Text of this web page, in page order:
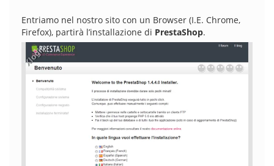
Entriamo nel nostro sito con un Browser (I.E. Chrome,
Firefox), partirà l’installazione di PrestaShop.